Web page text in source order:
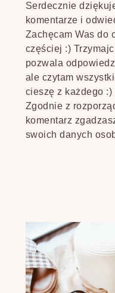
Serdecznie
komentarze i
Zachęcam Was do
częściej :)
pozwala
ale czytam
cieszę z każdego :)
Zgodnie z
komentarz
swoich danych